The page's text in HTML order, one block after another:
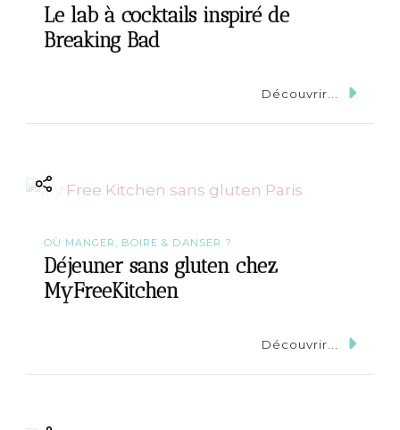
Le lab à cocktails inspiré de
Breaking Bad
Découvrir...
OÙ MANGER, BOIRE & DANSER ?
Déjeuner sans gluten chez
MyFreeKitchen
Découvrir...